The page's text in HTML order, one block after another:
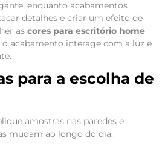
enquanto acabamentos
detalhes e criar um efeito de
as cores para escritório home
acabamento interage com a luz e
para a escolha de
amostras nas paredes e
mudam ao longo do dia.